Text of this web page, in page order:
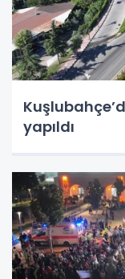
yapıldı